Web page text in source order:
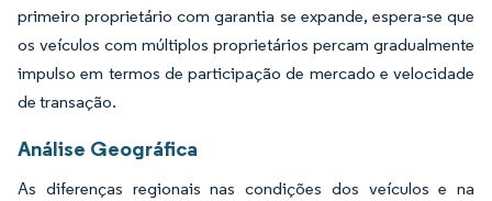
primeiro proprietário com garantia se expande, espera-se que
os veículos com múltiplos proprietários percam gradualmente
impulso em termos de participação de mercado e velocidade
de transação.
Análise Geográfica
As diferenças regionais nas condições dos veículos e na